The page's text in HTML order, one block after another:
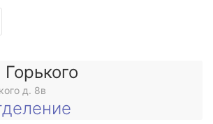
д. 8в